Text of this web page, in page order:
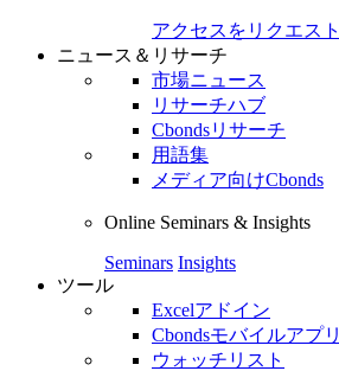
アクセスをリクエスト
ニュース＆リサーチ
市場ニュース
リサーチハブ
Cbondsリサーチ
用語集
メディア向けCbonds
Online Seminars & Insights
Seminars Insights
ツール
Excelアドイン
Cbondsモバイルアプリ
ウォッチリスト